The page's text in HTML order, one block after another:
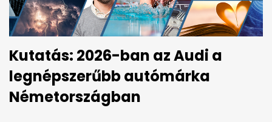
Kutatás: 2026-ban az Audi a
legnépszerűbb autómárka
Németországban